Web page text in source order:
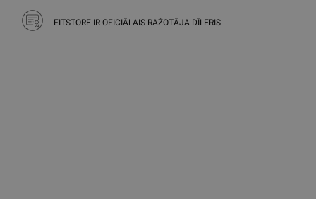
FITSTORE IR OFICIĀLAIS RAŽOTĀJA DĪLERIS